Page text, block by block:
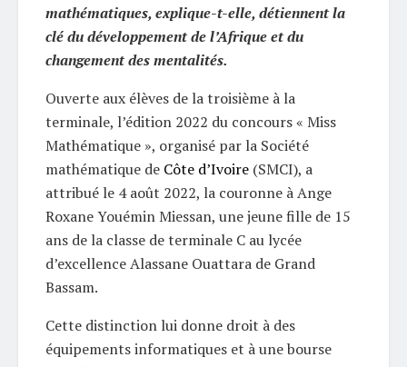
mathématiques, explique-t-elle, détiennent la
clé du développement de l’Afrique et du
changement des mentalités.
Ouverte aux élèves de la troisième à la
terminale, l’édition 2022 du concours « Miss
Mathématique », organisé par la Société
mathématique de Côte d’Ivoire (SMCI), a
attribué le 4 août 2022, la couronne à Ange
Roxane Youémin Miessan, une jeune fille de 15
ans de la classe de terminale C au lycée
d’excellence Alassane Ouattara de Grand
Bassam.
Cette distinction lui donne droit à des
équipements informatiques et à une bourse